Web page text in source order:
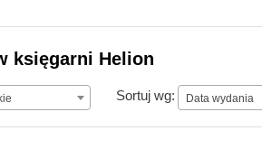
księgarni Helion
Sortuj wg: Data wydania
Data wydania